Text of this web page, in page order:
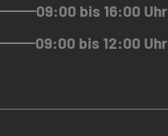
09:00 bis 16:00 Uhr
09:00 bis 12:00 Uhr